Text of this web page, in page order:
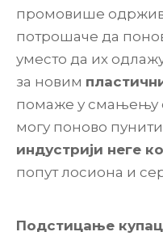
промовише
потрошаче да
уместо да их
за новим
помаже у смањењу
могу поново
индустрији неге
попут лосиона и
Подстицање